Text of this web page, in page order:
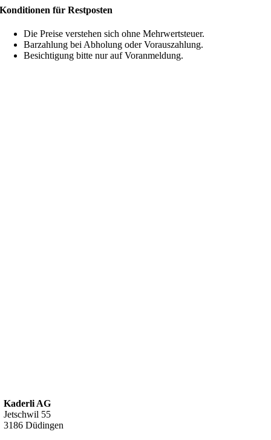
Konditionen für Restposten
Die Preise verstehen sich ohne Mehrwertsteuer.
Barzahlung bei Abholung oder Vorauszahlung.
Besichtigung bitte nur auf Voranmeldung.
Kaderli AG
Jetschwil 55
3186 Düdingen